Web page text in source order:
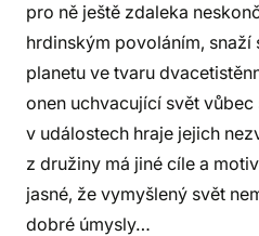
pro ně ještě zdaleka
hrdinským povoláním, snaží
planetu ve tvaru
onen uchvacující svět
v událostech hraje jejich
z družiny má jiné cíle a
jasné, že vymyšlený svět
dobré úmysly…